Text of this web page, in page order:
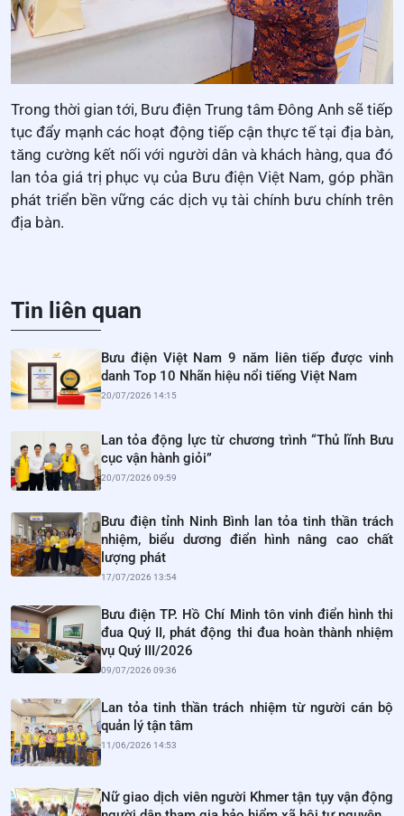
Trong thời gian tới, Bưu điện Trung tâm Đông Anh sẽ tiếp
tục đẩy mạnh các hoạt động tiếp cận thực tế tại địa bàn,
tăng cường kết nối với người dân và khách hàng, qua đó
lan tỏa giá trị phục vụ của Bưu điện Việt Nam, góp phần
phát triển bền vững các dịch vụ tài chính bưu chính trên
địa bàn.
Tin liên quan
Bưu điện Việt Nam 9 năm liên tiếp được vinh
danh Top 10 Nhãn hiệu nổi tiếng Việt Nam
20/07/2026 14:15
Lan tỏa động lực từ chương trình “Thủ lĩnh Bưu
cục vận hành giỏi”
20/07/2026 09:59
Bưu điện tỉnh Ninh Bình lan tỏa tinh thần trách
nhiệm, biểu dương điển hình nâng cao chất
lượng phát
17/07/2026 13:54
Bưu điện TP. Hồ Chí Minh tôn vinh điển hình thi
đua Quý II, phát động thi đua hoàn thành nhiệm
vụ Quý III/2026
09/07/2026 09:36
Lan tỏa tinh thần trách nhiệm từ người cán bộ
quản lý tận tâm
11/06/2026 14:53
Nữ giao dịch viên người Khmer tận tụy vận động